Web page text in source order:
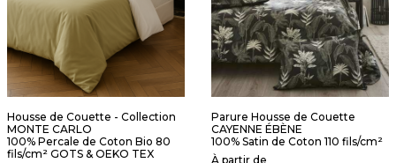
Housse de Couette - Collection
MONTE CARLO
100% Percale de Coton Bio 80
fils/cm² GOTS & OEKO TEX
Parure Housse de Couette
CAYENNE ÉBÈNE
100% Satin de Coton 110 fils/cm²